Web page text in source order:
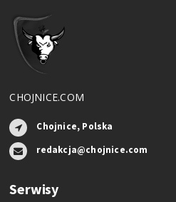
CHOJNICE.COM
Chojnice, Polska
redakcja@chojnice.com
Serwisy